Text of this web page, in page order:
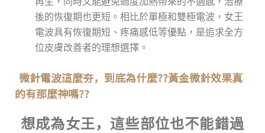
後的恢復期也更短。相比於單極和雙極電波，女王
電波具有恢復期短、疼痛感低等優點，是追求全方
位皮膚改善者的理想選擇。
微針電波這麼夯，到底為什麼??黃金微針效果真
的有那麼神嗎??
想成為女王，這些部位也不能錯過